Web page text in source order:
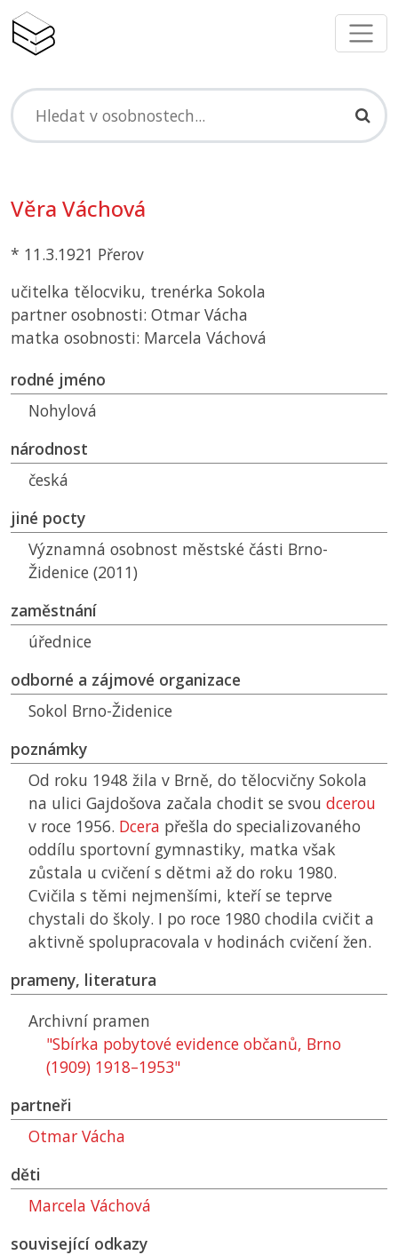
Věra Váchová
* 11.3.1921 Přerov
učitelka tělocviku, trenérka Sokola
partner osobnosti: Otmar Vácha
matka osobnosti: Marcela Váchová
rodné jméno
Nohylová
národnost
česká
jiné pocty
Významná osobnost městské části Brno-
Židenice (2011)
zaměstnání
úřednice
odborné a zájmové organizace
Sokol Brno-Židenice
poznámky
Od roku 1948 žila v Brně, do tělocvičny Sokola
na ulici Gajdošova začala chodit se svou dcerou
v roce 1956. Dcera přešla do specializovaného
oddílu sportovní gymnastiky, matka však
zůstala u cvičení s dětmi až do roku 1980.
Cvičila s těmi nejmenšími, kteří se teprve
chystali do školy. I po roce 1980 chodila cvičit a
aktivně spolupracovala v hodinách cvičení žen.
prameny, literatura
Archivní pramen
"Sbírka pobytové evidence občanů, Brno
(1909) 1918–1953"
partneři
Otmar Vácha
děti
Marcela Váchová
související odkazy